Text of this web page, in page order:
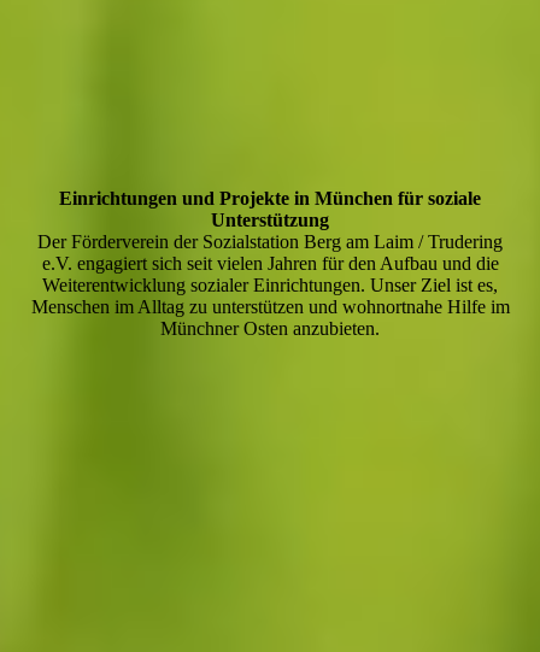
Einrichtungen und Projekte in München für soziale
Unterstützung
Der Förderverein der Sozialstation Berg am Laim / Trudering
e.V. engagiert sich seit vielen Jahren für den Aufbau und die
Weiterentwicklung sozialer Einrichtungen. Unser Ziel ist es,
Menschen im Alltag zu unterstützen und wohnortnahe Hilfe im
Münchner Osten anzubieten.